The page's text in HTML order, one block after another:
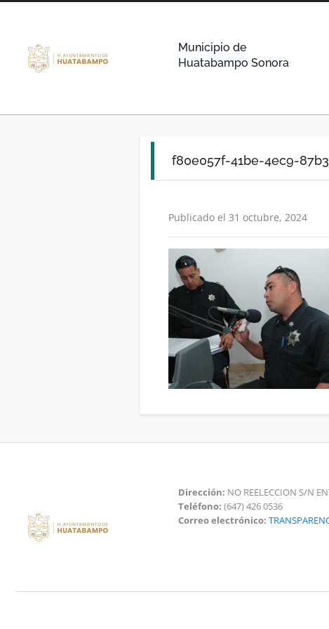
Municipio de
Huatabampo Sonora
f80e057f-41be-4ec9-
Publicado el 31 octubre, 2024
Dirección: NO REELECCION S/N
Teléfono: (647) 426 0536
Correo electrónico: